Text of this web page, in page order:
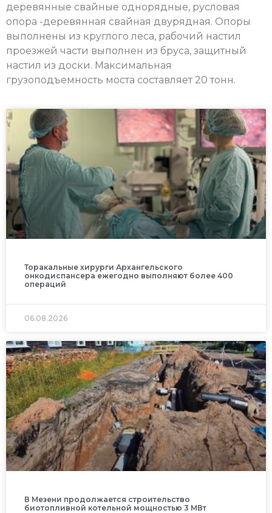
деревянные свайные однорядные, русловая
опора -деревянная свайная двурядная. Опоры
выполнены из круглого леса, рабочий настил
проезжей части выполнен из бруса, защитный
настил из доски. Максимальная
грузоподъемность моста составляет 20 тонн.
Торакальные хирурги Архангельского
онкодиспансера ежегодно выполняют более 400
операций
06.08.2026
В Мезени продолжается строительство
биотопливной котельной мощностью 3 МВт